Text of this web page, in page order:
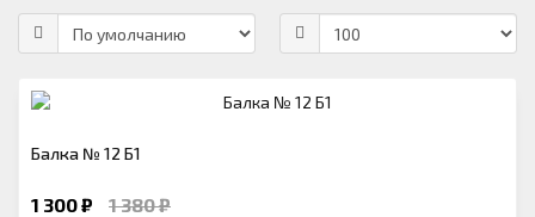
Балка № 12 Б1
1 300 ₽ 1 380 ₽